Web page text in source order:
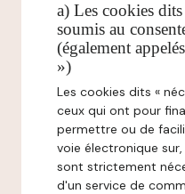
a) Les cookies
soumis au
(également
»)
Les cookies dits «
ceux qui ont pour
permettre ou de
voie électronique
sont strictement
d'un service de